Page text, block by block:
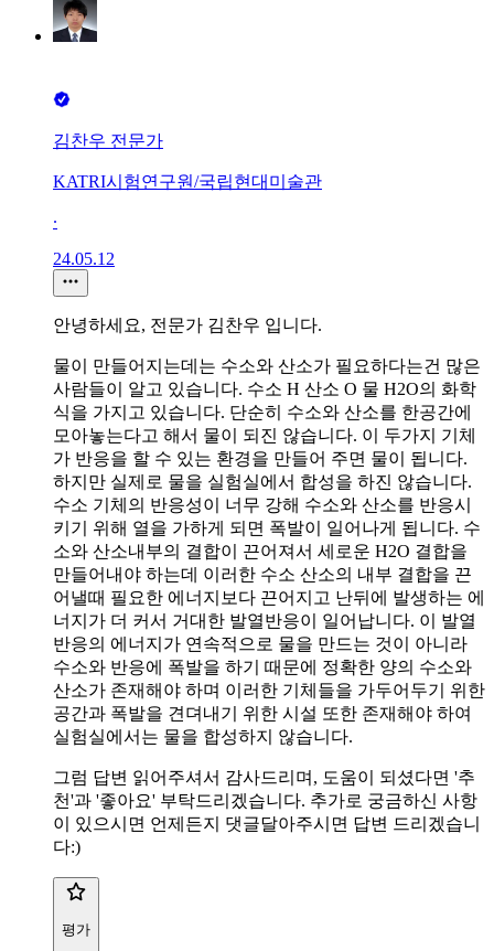
김찬우 전문가
KATRI시험연구원/국립현대미술관
∙
24.05.12
안녕하세요, 전문가 김찬우 입니다.
물이 만들어지는데는 수소와 산소가 필요하다는건 많은
사람들이 알고 있습니다. 수소 H 산소 O 물 H2O의 화학
식을 가지고 있습니다. 단순히 수소와 산소를 한공간에
모아놓는다고 해서 물이 되진 않습니다. 이 두가지 기체
가 반응을 할 수 있는 환경을 만들어 주면 물이 됩니다.
하지만 실제로 물을 실험실에서 합성을 하진 않습니다.
수소 기체의 반응성이 너무 강해 수소와 산소를 반응시
키기 위해 열을 가하게 되면 폭발이 일어나게 됩니다. 수
소와 산소내부의 결합이 끈어져서 세로운 H2O 결합을
만들어내야 하는데 이러한 수소 산소의 내부 결합을 끈
어낼때 필요한 에너지보다 끈어지고 난뒤에 발생하는 에
너지가 더 커서 거대한 발열반응이 일어납니다. 이 발열
반응의 에너지가 연속적으로 물을 만드는 것이 아니라
수소와 반응에 폭발을 하기 때문에 정확한 양의 수소와
산소가 존재해야 하며 이러한 기체들을 가두어두기 위한
공간과 폭발을 견뎌내기 위한 시설 또한 존재해야 하여
실험실에서는 물을 합성하지 않습니다.
그럼 답변 읽어주셔서 감사드리며, 도움이 되셨다면 '추
천'과 '좋아요' 부탁드리겠습니다. 추가로 궁금하신 사항
이 있으시면 언제든지 댓글달아주시면 답변 드리겠습니
다:)
평가